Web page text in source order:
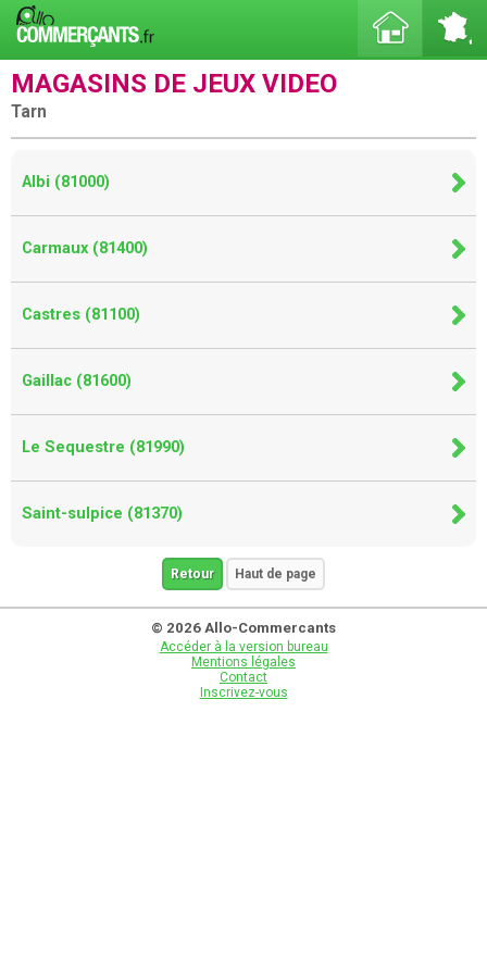
MAGASINS DE JEUX VIDEO
Tarn
Albi (81000)
Carmaux (81400)
Castres (81100)
Gaillac (81600)
Le Sequestre (81990)
Saint-sulpice (81370)
Retour Haut de page
© 2026 Allo-Commercants
Accéder à la version bureau
Mentions légales
Contact
Inscrivez-vous